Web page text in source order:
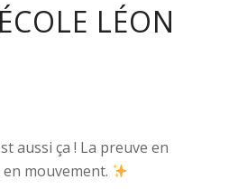
LÉON
aussi ça ! La preuve en
mouvement.